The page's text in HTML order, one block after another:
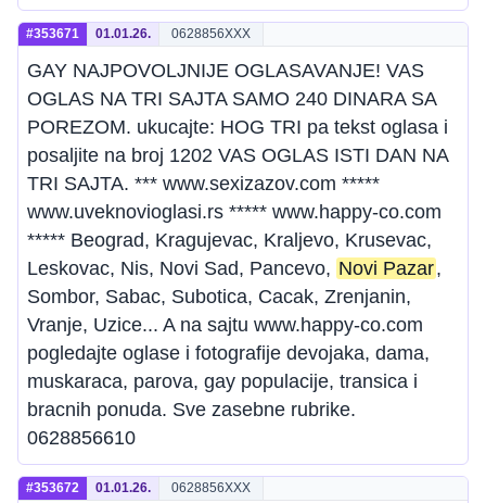
#353671 01.01.26. 0628856XXX
GAY NAJPOVOLJNIJE OGLASAVANJE! VAS
OGLAS NA TRI SAJTA SAMO 240 DINARA SA
POREZOM. ukucajte: HOG TRI pa tekst oglasa i
posaljite na broj 1202 VAS OGLAS ISTI DAN NA
TRI SAJTA. *** www.sexizazov.com *****
www.uveknovioglasi.rs ***** www.happy-co.com
***** Beograd, Kragujevac, Kraljevo, Krusevac,
Leskovac, Nis, Novi Sad, Pancevo, Novi Pazar,
Sombor, Sabac, Subotica, Cacak, Zrenjanin,
Vranje, Uzice... A na sajtu www.happy-co.com
pogledajte oglase i fotografije devojaka, dama,
muskaraca, parova, gay populacije, transica i
bracnih ponuda. Sve zasebne rubrike.
0628856610
#353672 01.01.26. 0628856XXX